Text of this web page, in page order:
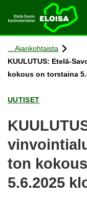
Etusi­vu
Siir­ry si­säl­töön
Ajan­koh­tais­ta
KUU­LU­TUS: Etelä-​
ko­kous on tors­tai­na
UU­TI­SET
ton
5.6.2025